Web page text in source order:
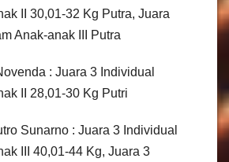
II 30,01-32 Kg Putra, Juara
Anak-anak III Putra
: Juara 3 Individual
II 28,01-30 Kg Putri
Sunarno : Juara 3 Individual
III 40,01-44 Kg, Juara 3